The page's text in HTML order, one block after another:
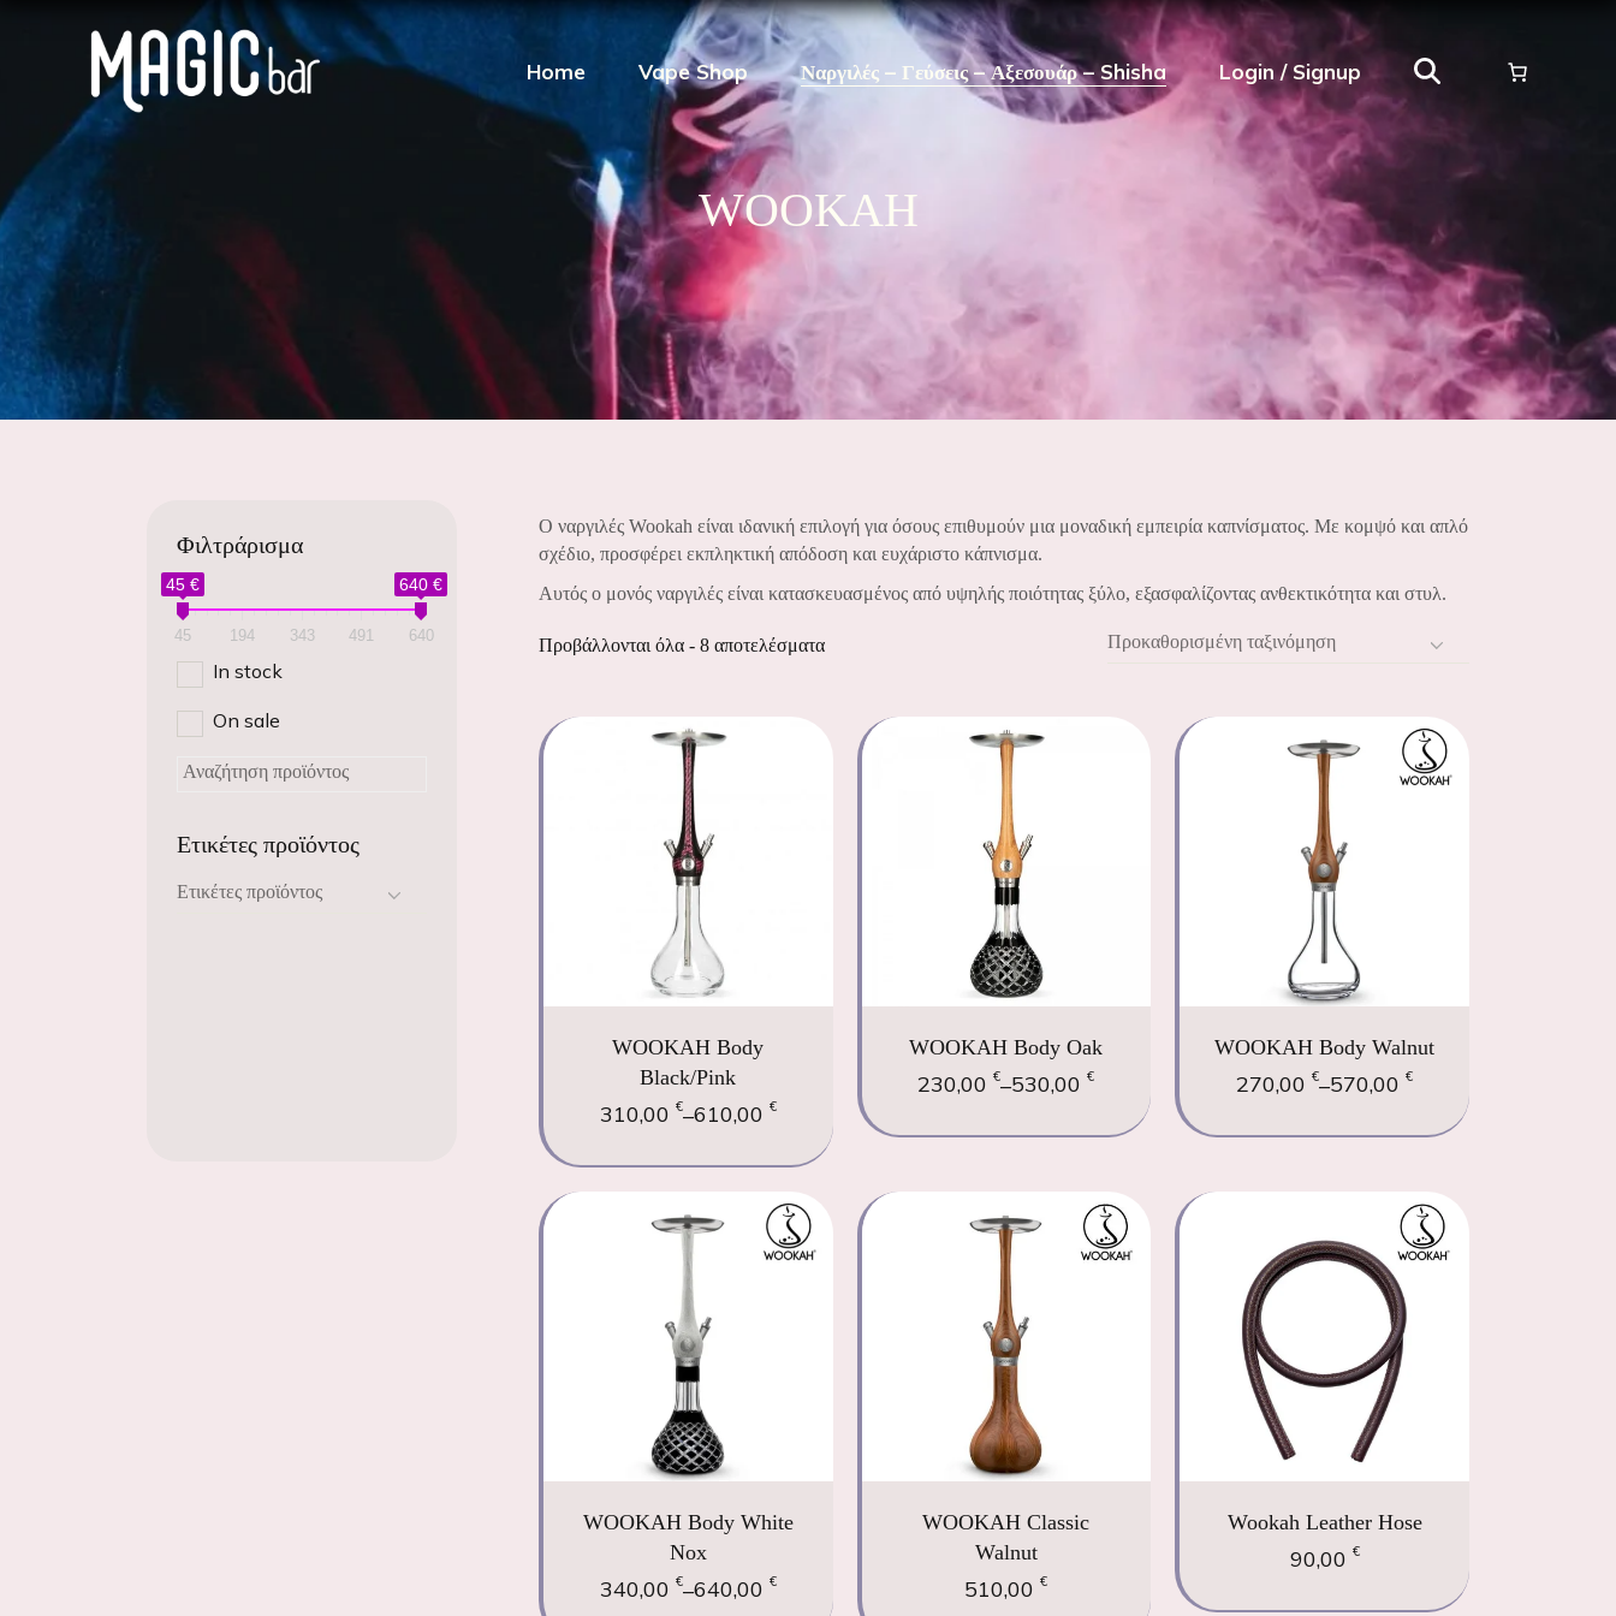
Home Vape Shop Ναργιλές – Γεύσεις – Αξεσουάρ – Shisha Login / Signup
WOOKAH
Ο ναργιλές Wookah είναι ιδανική επιλογή για όσους επιθυμούν μια μοναδική εμπειρία καπνίσματος. Με κομψό και απλό
σχέδιο, προσφέρει εκπληκτική απόδοση και ευχάριστο κάπνισμα.
Αυτός ο μονός ναργιλές είναι κατασκευασμένος από υψηλής ποιότητας ξύλο, εξασφαλίζοντας ανθεκτικότητα και στυλ.
Προβάλλονται όλα - 8 αποτελέσματα Προκαθορισμένη ταξινόμηση
WOOKAH Body
Black/Pink
310,00 €–610,00 €
WOOKAH Body Oak
230,00€–530,00€
WOOKAH Body Walnut
270,00€–570,00€
WOOKAH Body White
Nox
340,00 €–640,00 €
WOOKAH Classic
Walnut
510,00€
Wookah Leather Hose
90,00 €
Φιλτράρισμα
45 € 640 €
45 194 343 491 640
In stock
On sale
Ετικέτες προϊόντος
Ετικέτες προϊόντος